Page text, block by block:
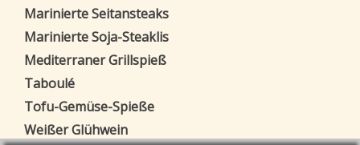
Marinierte Seitansteaks
Marinierte Soja-Steaklis
Mediterraner Grillspieß
Taboulé
Tofu-Gemüse-Spieße
Weißer Glühwein